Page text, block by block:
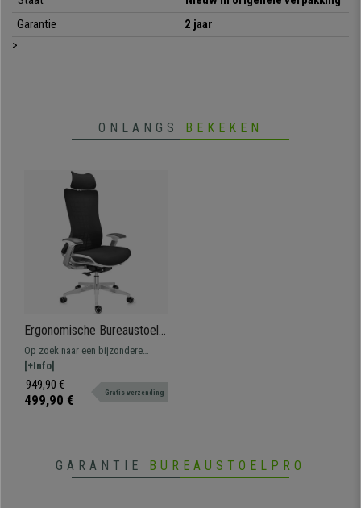
Garantie
2 jaar
>
ONLANGS BEKEKEN
Ergonomische Bureaustoel
ENERGY, met Hoofdsteun,
Nieuwste Technologie,
Hoogste Kwaliteit, Grijze
Mesh Stof
Op zoek naar een bijzondere
bureaustoel? Dit model is 100%
exclusief, een combinatie van
design en kwaliteit enkel bij
Bureaustoelpro!
[+Info]
949,90 €
499,90 € Gratis verzending
GARANTIE BUREAUSTOELPRO